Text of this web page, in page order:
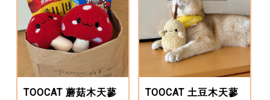
TOOCAT 蘑菇木天蓼
TOOCAT 土豆木天蓼